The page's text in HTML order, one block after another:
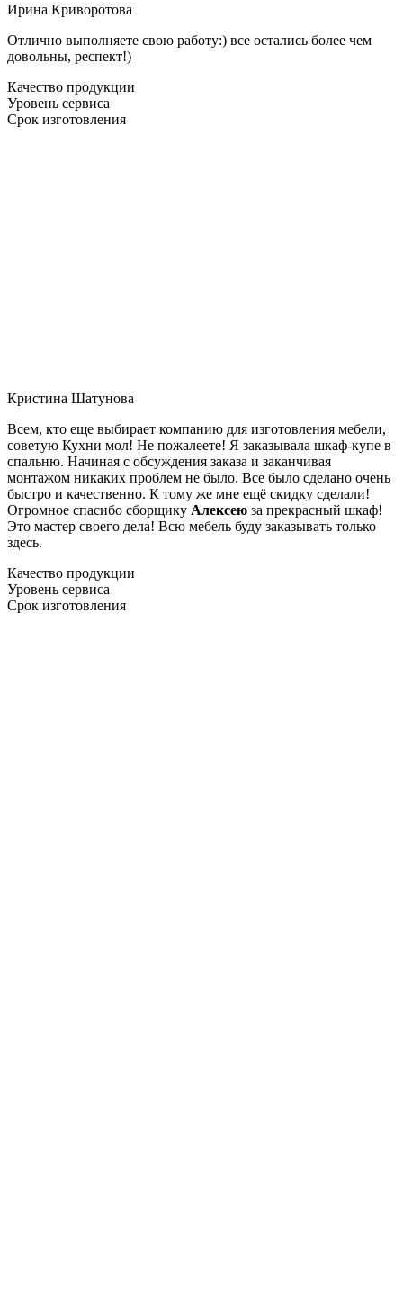
Ирина Криворотова
Отлично выполняете свою работу:) все остались более чем
довольны, респект!)
Качество продукции
Уровень сервиса
Срок изготовления
Кристина Шатунова
Всем, кто еще выбирает компанию для изготовления мебели,
советую Кухни мол! Не пожалеете! Я заказывала шкаф-купе в
спальню. Начиная с обсуждения заказа и заканчивая
монтажом никаких проблем не было. Все было сделано очень
быстро и качественно. К тому же мне ещё скидку сделали!
Огромное спасибо сборщику Алексею за прекрасный шкаф!
Это мастер своего дела! Всю мебель буду заказывать только
здесь.
Качество продукции
Уровень сервиса
Срок изготовления